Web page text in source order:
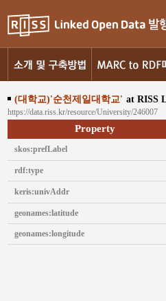
(대학교)'순천제일대학교' at RISS
https://data.riss.kr/resource/University/246007
Property
skos:prefLabel
rdf:type
keris:univAddr
geonames:latitude
geonames:longitude